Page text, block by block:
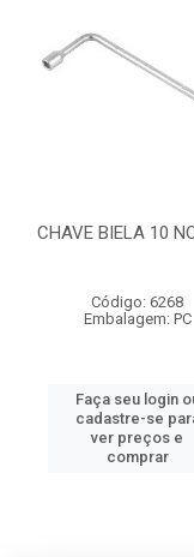
CHAVE BIELA 10
Código: 6268
Embalagem: PC
Faça seu login
cadastre-se
ver preços e
comprar